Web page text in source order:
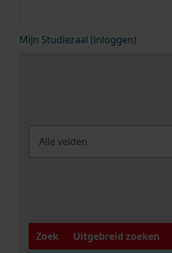
Mijn Studiezaal (inloggen)
Zoek
Uitgebreid zoeken